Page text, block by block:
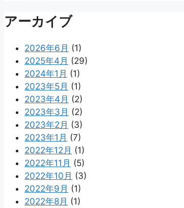
アーカイブ
2026年6月 (1)
2025年4月 (29)
2024年1月 (1)
2023年5月 (1)
2023年4月 (2)
2023年3月 (2)
2023年2月 (3)
2023年1月 (7)
2022年12月 (1)
2022年11月 (5)
2022年10月 (3)
2022年9月 (1)
2022年8月 (1)